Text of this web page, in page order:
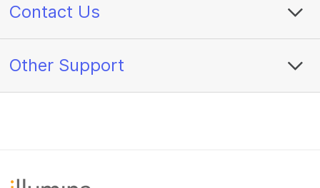
Contact Us
Other Support